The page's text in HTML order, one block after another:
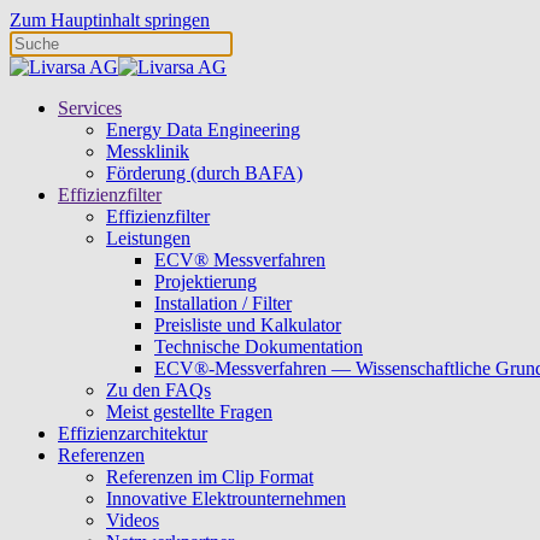
Zum Hauptinhalt springen
Services
Energy Data Engineering
Messklinik
Förderung (durch BAFA)
Effizienzfilter
Effizienzfilter
Leistungen
ECV® Messverfahren
Projektierung
Installation / Filter
Preisliste und Kalkulator
Technische Dokumentation
ECV®-Messverfahren — Wissenschaftliche
Zu den FAQs
Meist gestellte Fragen
Effizienzarchitektur
Referenzen
Referenzen im Clip Format
Innovative Elektrounternehmen
Videos